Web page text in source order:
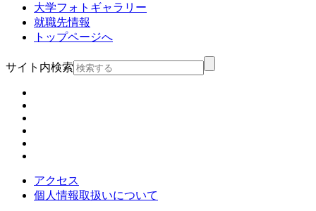
大学フォトギャラリー
就職先情報
トップページへ
サイト内検索
アクセス
個人情報取扱いについて